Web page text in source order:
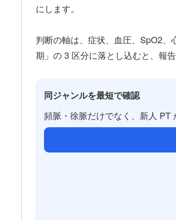
にします。
判断の軸は、症状、血圧、SpO2
期」の 3 区分に落とし込むと、報
同ジャンルを最短で確認
頻脈・徐脈だけでなく、新人 PT